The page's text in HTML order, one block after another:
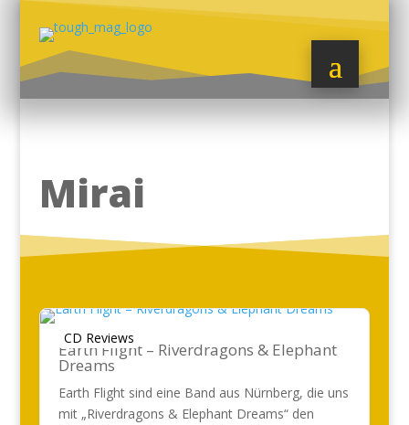
Mirai
CD Reviews
Earth Flight – Riverdragons & Elephant
Dreams
Earth Flight sind eine Band aus Nürnberg, die uns
mit „Riverdragons & Elephant Dreams“ den